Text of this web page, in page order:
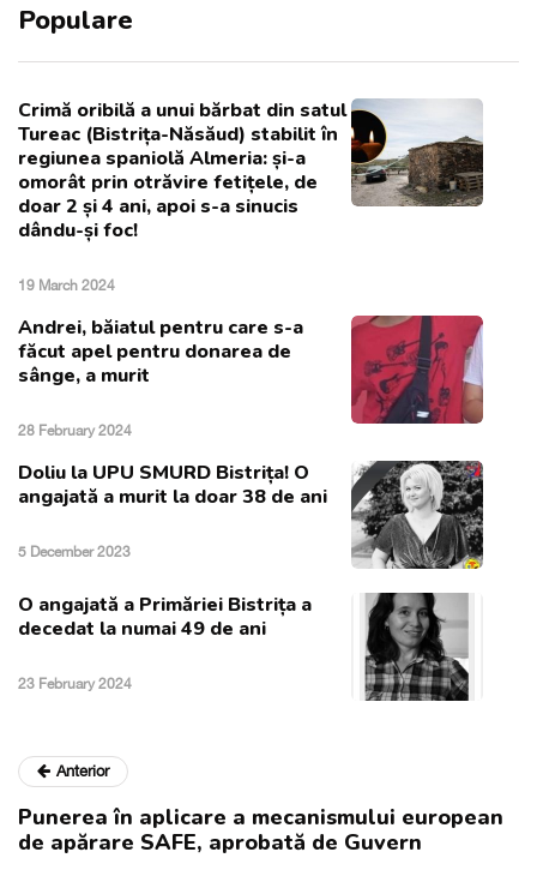
Populare
Crimă oribilă a unui bărbat din satul
Tureac (Bistrița-Năsăud) stabilit în
regiunea spaniolă Almeria: și-a
omorât prin otrăvire fetițele, de
doar 2 și 4 ani, apoi s-a sinucis
dându-și foc!
19 March 2024
Andrei, băiatul pentru care s-a
făcut apel pentru donarea de
sânge, a murit
28 February 2024
Doliu la UPU SMURD Bistrița! O
angajată a murit la doar 38 de ani
5 December 2023
O angajată a Primăriei Bistrița a
decedat la numai 49 de ani
23 February 2024
Anterior
Punerea în aplicare a mecanismului european
de apărare SAFE, aprobată de Guvern